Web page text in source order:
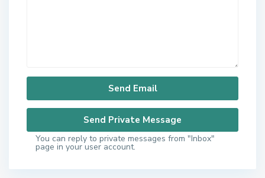
You can reply to private messages from "Inbox"
page in your user account.